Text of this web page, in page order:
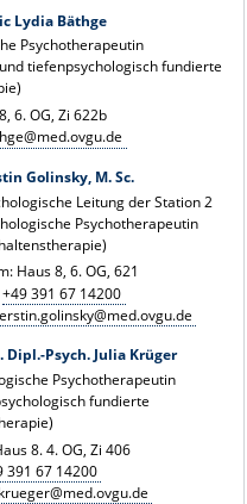
Lydia Bäthge
Psychotherapeutin
tiefenpsychologisch fundierte
6. OG, Zi 622b
Golinsky, M. Sc.
Leitung der Station 2
Psychotherapeutin
Haus 8, 6. OG, 621
+49 391 67 14200
Dipl.-Psych. Julia Krüger
Psychotherapeutin
fundierte
8. 4. OG, Zi 406
391 67 14200